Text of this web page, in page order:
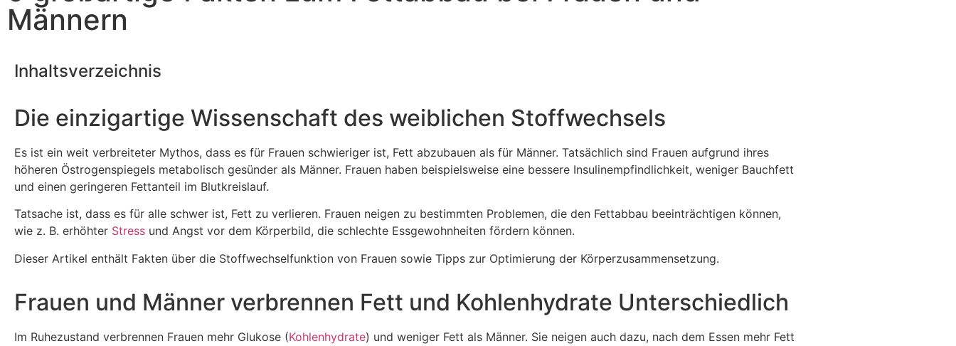
Männern
Inhaltsverzeichnis
Die einzigartige Wissenschaft des weiblichen Stoffwechsels
Es ist ein weit verbreiteter Mythos, dass es für Frauen schwieriger ist, Fett abzubauen als für Männer. Tatsächlich sind Frauen aufgrund ihres
höheren Östrogenspiegels metabolisch gesünder als Männer. Frauen haben beispielsweise eine bessere Insulinempfindlichkeit, weniger Bauchfett
und einen geringeren Fettanteil im Blutkreislauf.
Tatsache ist, dass es für alle schwer ist, Fett zu verlieren. Frauen neigen zu bestimmten Problemen, die den Fettabbau beeinträchtigen können,
wie z. B. erhöhter Stress und Angst vor dem Körperbild, die schlechte Essgewohnheiten fördern können.
Dieser Artikel enthält Fakten über die Stoffwechselfunktion von Frauen sowie Tipps zur Optimierung der Körperzusammensetzung.
Frauen und Männer verbrennen Fett und Kohlenhydrate Unterschiedlich
Im Ruhezustand verbrennen Frauen mehr Glukose (Kohlenhydrate) und weniger Fett als Männer. Sie neigen auch dazu, nach dem Essen mehr Fett